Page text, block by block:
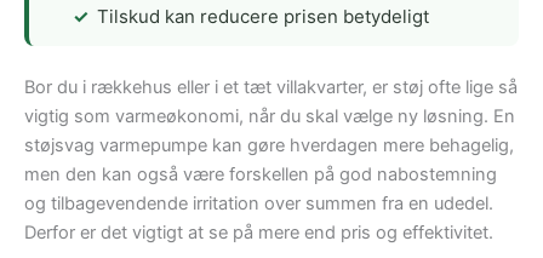
Tilskud kan reducere prisen betydeligt
Bor du i rækkehus eller i et tæt villakvarter, er støj ofte lige så
vigtig som varmeøkonomi, når du skal vælge ny løsning. En
støjsvag varmepumpe kan gøre hverdagen mere behagelig,
men den kan også være forskellen på god nabostemning
og tilbagevendende irritation over summen fra en udedel.
Derfor er det vigtigt at se på mere end pris og effektivitet.